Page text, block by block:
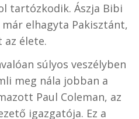
tartózkodik. Ászja Bibi
elhagyta Pakisztánt,
élete.
súlyos veszélyben
meg nála jobban a
Paul Coleman, az
igazgatója. Ez a